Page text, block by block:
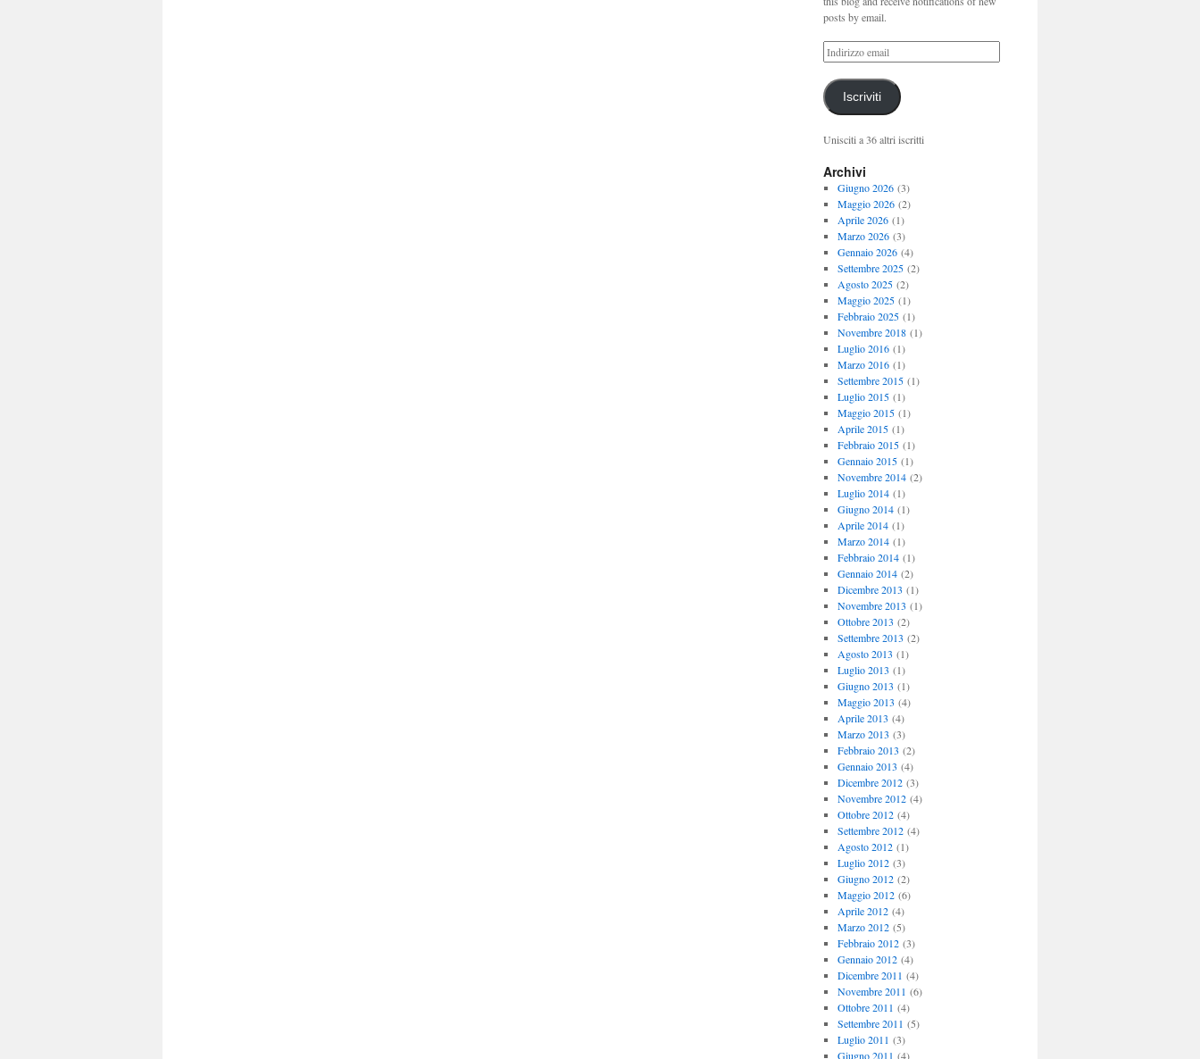
posts by email.
Iscriviti
Unisciti a 36 altri iscritti
Archivi
Giugno 2026(3)
Maggio 2026(2)
Aprile 2026(1)
Marzo 2026(3)
Gennaio 2026(4)
Settembre 2025(2)
Agosto 2025(2)
Maggio 2025(1)
Febbraio 2025(1)
Novembre 2018(1)
Luglio 2016(1)
Marzo 2016(1)
Settembre 2015(1)
Luglio 2015(1)
Maggio 2015(1)
Aprile 2015(1)
Febbraio 2015(1)
Gennaio 2015(1)
Novembre 2014(2)
Luglio 2014(1)
Giugno 2014(1)
Aprile 2014(1)
Marzo 2014(1)
Febbraio 2014(1)
Gennaio 2014(2)
Dicembre 2013 (1)
Novembre 2013 (1)
Ottobre 2013 (2)
Settembre 2013 (2)
Agosto 2013 (1)
Luglio 2013 (1)
Giugno 2013 (1)
Maggio 2013 (4)
Aprile 2013 (4)
Marzo 2013 (3)
Febbraio 2013 (2)
Gennaio 2013 (4)
Dicembre 2012(3)
Novembre 2012(4)
Ottobre 2012(4)
Settembre 2012(4)
Agosto 2012(1)
Luglio 2012(3)
Giugno 2012(2)
Maggio 2012(6)
Aprile 2012(4)
Marzo 2012(5)
Febbraio 2012(3)
Gennaio 2012(4)
Dicembre 2011 (4)
Novembre 2011 (6)
Ottobre 2011 (4)
Settembre 2011 (5)
Luglio 2011 (3)
Giugno 2011 (4)